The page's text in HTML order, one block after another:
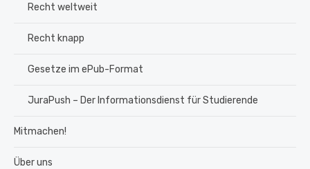
Recht weltweit
Recht knapp
Gesetze im ePub-Format
JuraPush – Der Informationsdienst für Studierende
Mitmachen!
Über uns